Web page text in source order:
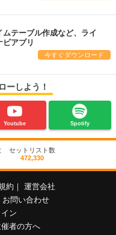
テーブル作成など、ライ
アプリ
今すぐダウンロード
ーしよう！
Youtube Spotify
セットリスト数
472,330
約 ｜ 運営会社
お問い合わせ
ン
者の方へ